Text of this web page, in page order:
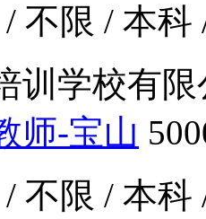
/ 不限 / 本
训学校有
师-宝山
/ 不限 / 本科